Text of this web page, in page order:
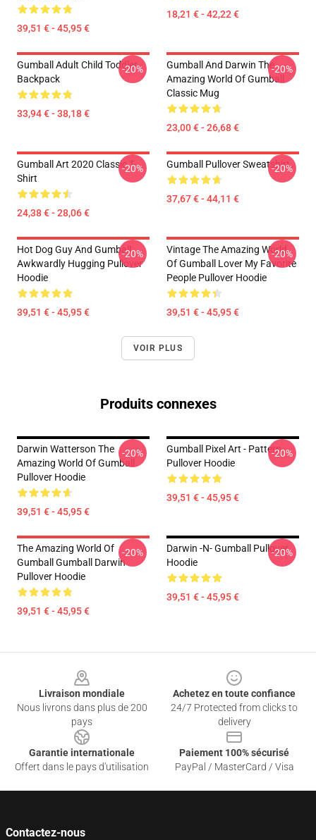
39,51 € - 45,95 €
18,21 € - 42,22 €
Gumball Adult Child Toddler
Backpack
33,94 € - 38,18 €
-20%
Gumball And Darwin The
Amazing World Of Gumball
Classic Mug
23,00 € - 26,68 €
-20%
Gumball Art 2020 Classic T-
Shirt
24,38 € - 28,06 €
-20% Gumball Pullover Sweatshirt
37,67 € - 44,11 €
-20%
Hot Dog Guy And Gumball
Awkwardly Hugging Pullover
Hoodie
39,51 € - 45,95 €
-20%
Vintage The Amazing World
Of Gumball Lover My Favorite
People Pullover Hoodie
39,51 € - 45,95 €
-20%
VOIR PLUS
Produits connexes
Darwin Watterson The
Amazing World Of Gumball
Pullover Hoodie
39,51 € - 45,95 €
-20%
Gumball Pixel Art - Pattern
Pullover Hoodie
39,51 € - 45,95 €
-20%
The Amazing World Of
Gumball Gumball Darwin
Pullover Hoodie
39,51 € - 45,95 €
-20%
Darwin -n- Gumball Pullover
Hoodie
39,51 € - 45,95 €
-20%
Livraison mondiale
Nous livrons dans plus de 200
pays
Achetez en toute confiance
24/7 Protected from clicks to
delivery
Garantie internationale
Offert dans le pays d'utilisation
Paiement 100% sécurisé
PayPal / MasterCard / Visa
Contactez-nous